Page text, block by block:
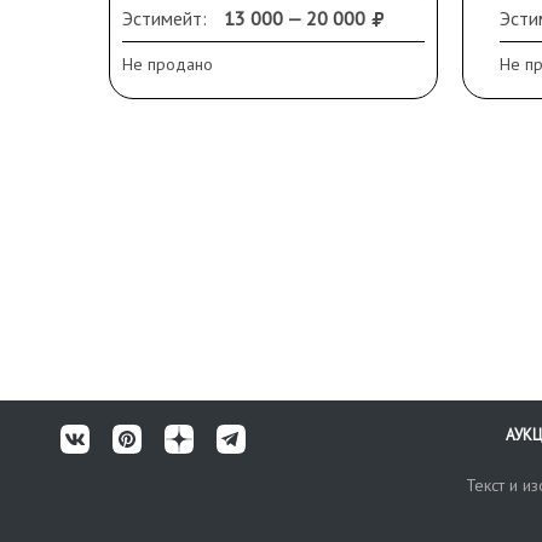
потертости.
Эстимейт: 13 000 — 20 000
Не продано Не
Текст и